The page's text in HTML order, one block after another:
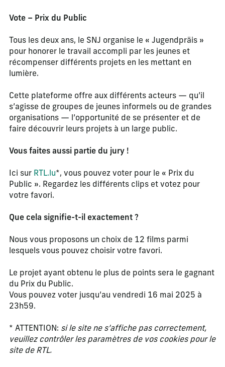
Vote – Prix du Public
Tous les deux ans, le SNJ organise le « Jugendpräis »
pour honorer le travail accompli par les jeunes et
récompenser différents projets en les mettant en
lumière.
Cette plateforme offre aux différents acteurs — qu’il
s’agisse de groupes de jeunes informels ou de grandes
organisations — l’opportunité de se présenter et de
faire découvrir leurs projets à un large public.
Vous faites aussi partie du jury !
Ici sur RTL.lu*, vous pouvez voter pour le « Prix du
Public ». Regardez les différents clips et votez pour
votre favori.
Que cela signifie-t-il exactement ?
Nous vous proposons un choix de 12 films parmi
lesquels vous pouvez choisir votre favori.
Le projet ayant obtenu le plus de points sera le gagnant
du Prix du Public.
Vous pouvez voter jusqu’au vendredi 16 mai 2025 à
23h59.
* ATTENTION: si le site ne s’affiche pas correctement,
veuillez contrôler les paramètres de vos cookies pour le
site de RTL.